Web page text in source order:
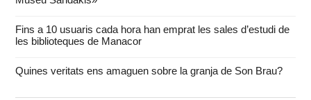
Fins a 10 usuaris cada hora han emprat les sales d’estudi de
les biblioteques de Manacor
Quines veritats ens amaguen sobre la granja de Son Brau?